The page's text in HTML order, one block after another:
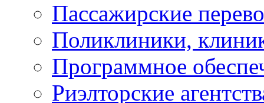
Пассажирские
Поликлиники,
Программное
Риэлторские